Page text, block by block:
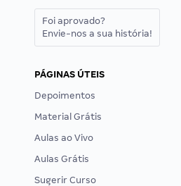
Foi aprovado?
Envie-nos a sua história!
PÁGINAS ÚTEIS
Depoimentos
Material Grátis
Aulas ao Vivo
Aulas Grátis
Sugerir Curso